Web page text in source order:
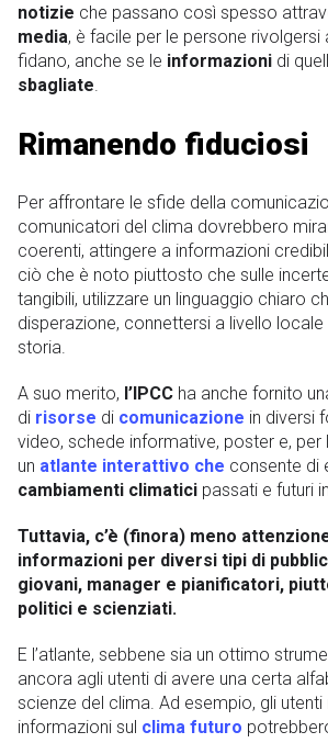
notizie che passano così spesso
media, è facile per le persone rivolgersi
fidano, anche se le informazioni di
sbagliate.
Rimanendo fiduciosi
Per affrontare le sfide della
comunicatori del clima dovrebbero
coerenti, attingere a informazioni
ciò che è noto piuttosto che sulle
tangibili, utilizzare un linguaggio chiaro
disperazione, connettersi a livello
storia.
A suo merito, l’IPCC ha anche fornito
di risorse di comunicazione in diversi
video, schede informative, poster e, per
un atlante interattivo che consente di
cambiamenti climatici passati e futuri
Tuttavia, c’è (finora) meno
informazioni per diversi tipi di
giovani, manager e pianificatori,
politici e scienziati.
E l’atlante, sebbene sia un ottimo
ancora agli utenti di avere una certa
scienze del clima. Ad esempio, gli
informazioni sul clima futuro